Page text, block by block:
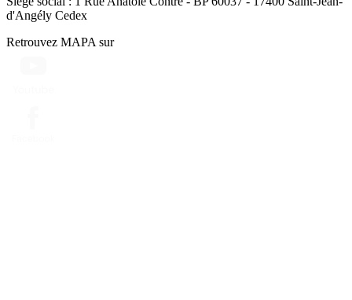
d'Angély Cedex
Retrouvez MAPA sur